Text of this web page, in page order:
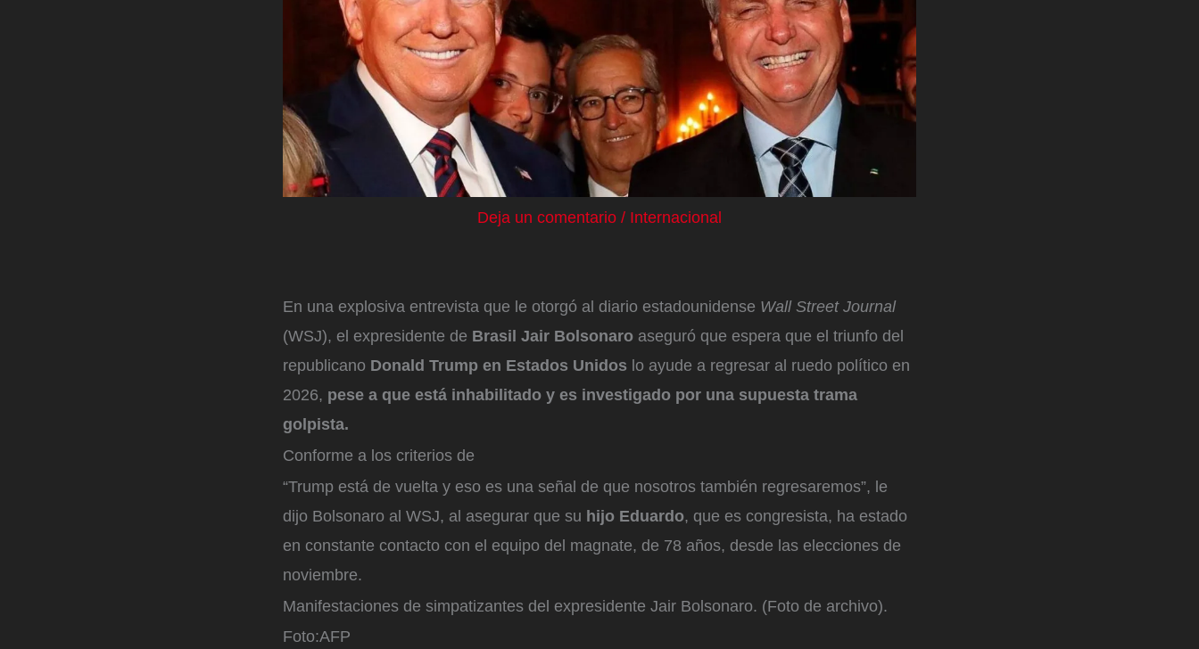
Deja un comentario / Internacional
En una explosiva entrevista que le otorgó al diario estadounidense Wall Street Journal
(WSJ), el expresidente de Brasil Jair Bolsonaro aseguró que espera que el triunfo del
republicano Donald Trump en Estados Unidos lo ayude a regresar al ruedo político en
2026, pese a que está inhabilitado y es investigado por una supuesta trama
golpista.
Conforme a los criterios de
“Trump está de vuelta y eso es una señal de que nosotros también regresaremos”, le
dijo Bolsonaro al WSJ, al asegurar que su hijo Eduardo, que es congresista, ha estado
en constante contacto con el equipo del magnate, de 78 años, desde las elecciones de
noviembre.
Manifestaciones de simpatizantes del expresidente Jair Bolsonaro. (Foto de archivo).
Foto:AFP